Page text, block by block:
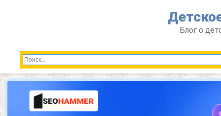
Блог о